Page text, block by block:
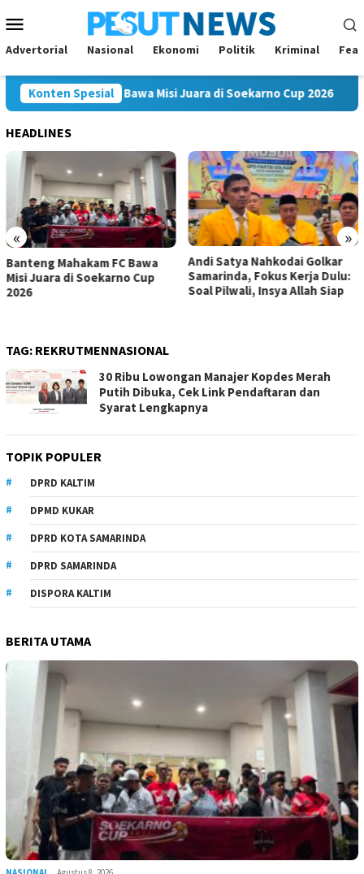
ke
kontenMobile
Advertorial Nasional Ekonomi Politik Kriminal
Konten Spesial
Mahakam FC Bawa Misi Juara di Soekarno Cup 2026
HEADLINES
« »
Andi Satya Nahkodai Golkar
Samarinda, Fokus Kerja Dulu:
Soal Pilwali, Insya Allah Siap
Andi Satya Calon Tunggal
Ketua Golkar Samarinda,
Musda Siap Digelar 8 Agustus
TAG: REKRUTMENNASIONAL
30 Ribu Lowongan Manajer Kopdes Merah
Putih Dibuka, Cek Link Pendaftaran dan
Syarat Lengkapnya
TOPIK POPULER
DPRD KALTIM
DPMD KUKAR
DPRD KOTA SAMARINDA
DPRD SAMARINDA
DISPORA KALTIM
BERITA UTAMA